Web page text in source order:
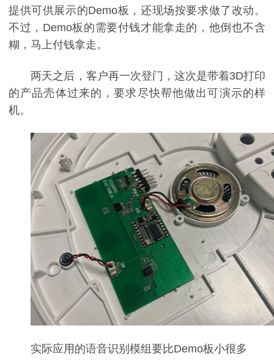
提供可供展示的Demo板，还现场按要求做了改动。
不过，Demo板的需要付钱才能拿走的，他倒也不含
糊，马上付钱拿走。
两天之后，客户再一次登门，这次是带着3D打印
的产品壳体过来的，要求尽快帮他做出可演示的样
机。
实际应用的语音识别模组要比Demo板小很多